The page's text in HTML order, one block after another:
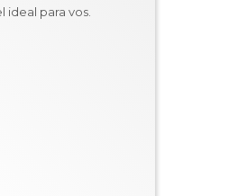
ideal para vos.